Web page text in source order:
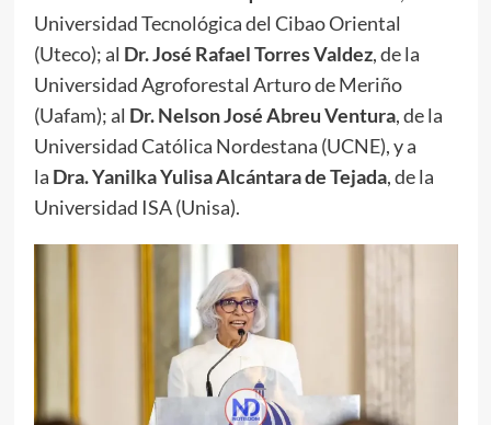
Universidad Tecnológica del Cibao Oriental
(Uteco); al Dr. José Rafael Torres Valdez, de la
Universidad Agroforestal Arturo de Meriño
(Uafam); al Dr. Nelson José Abreu Ventura, de la
Universidad Católica Nordestana (UCNE), y a
la Dra. Yanilka Yulisa Alcántara de Tejada, de la
Universidad ISA (Unisa).